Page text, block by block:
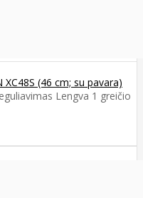
XC48S (46 cm; su pavara)
Lengva 1 greičio